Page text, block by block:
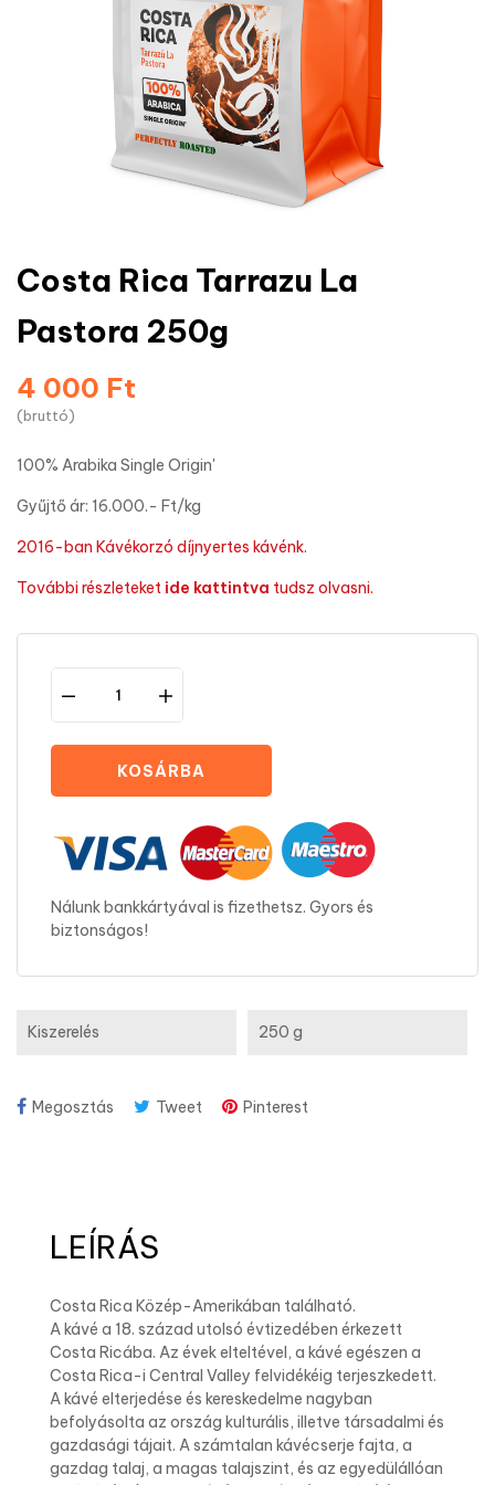
Costa Rica Tarrazu La
Pastora 250g
4 000 Ft
(bruttó)
100% Arabika Single Origin'
Gyűjtő ár: 16.000.- Ft/kg
2016-ban Kávékorzó díjnyertes kávénk.
További részleteket ide kattintva tudsz olvasni.
KOSÁRBA
Nálunk bankkártyával is fizethetsz. Gyors és
biztonságos!
Kiszerelés 250 g
Megosztás Tweet Pinterest
LEÍRÁS
Costa Rica Közép-Amerikában található.
A kávé a 18. század utolsó évtizedében érkezett
Costa Ricába. Az évek elteltével, a kávé egészen a
Costa Rica-i Central Valley felvidékéig terjeszkedett.
A kávé elterjedése és kereskedelme nagyban
befolyásolta az ország kulturális, illetve társadalmi és
gazdasági tájait. A számtalan kávécserje fajta, a
gazdag talaj, a magas talajszint, és az egyedülállóan